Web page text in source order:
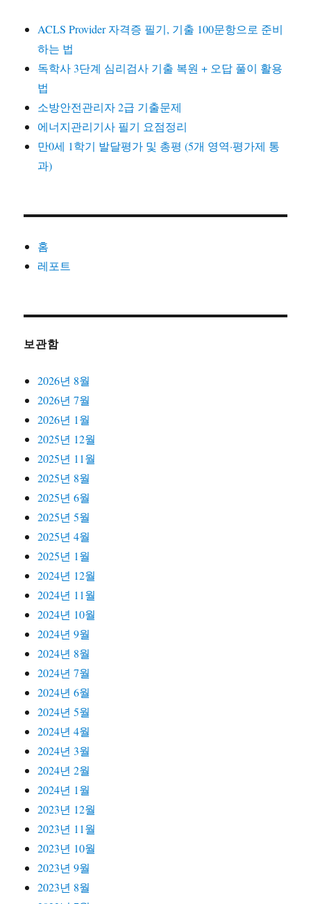
ACLS Provider 자격증 필기, 기출 100문항으로 준비
하는 법
독학사 3단계 심리검사 기출 복원 + 오답 풀이 활용
법
소방안전관리자 2급 기출문제
에너지관리기사 필기 요점정리
만0세 1학기 발달평가 및 총평 (5개 영역·평가제 통
과)
홈
레포트
보관함
2026년 8월
2026년 7월
2026년 1월
2025년 12월
2025년 11월
2025년 8월
2025년 6월
2025년 5월
2025년 4월
2025년 1월
2024년 12월
2024년 11월
2024년 10월
2024년 9월
2024년 8월
2024년 7월
2024년 6월
2024년 5월
2024년 4월
2024년 3월
2024년 2월
2024년 1월
2023년 12월
2023년 11월
2023년 10월
2023년 9월
2023년 8월